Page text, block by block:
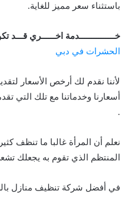
باستثناء سعر مميز للغاية.
خـــــــــــــــدمة اخــــــري
الحشرات في دبي
لأننا نقدم لك أرخص الأسعار
أسعارنا وخدماتنا مع تلك التي
.
نعلم أن المرأة غالبا ما تنظف
المنتظم الذي تقوم به يجعلك
في أفضل شركة تنظيف منازل